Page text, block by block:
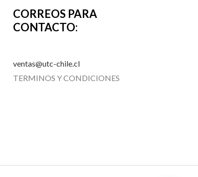
CORREOS PARA
CONTACTO:
ventas@utc-chile.cl
TERMINOS Y CONDICIONES